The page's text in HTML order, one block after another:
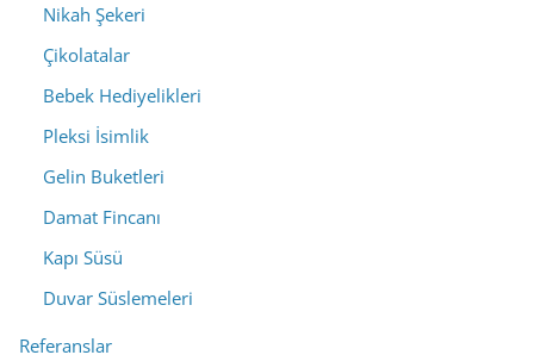
Nikah Şekeri
Çikolatalar
Bebek Hediyelikleri
Pleksi İsimlik
Gelin Buketleri
Damat Fincanı
Kapı Süsü
Duvar Süslemeleri
Referanslar